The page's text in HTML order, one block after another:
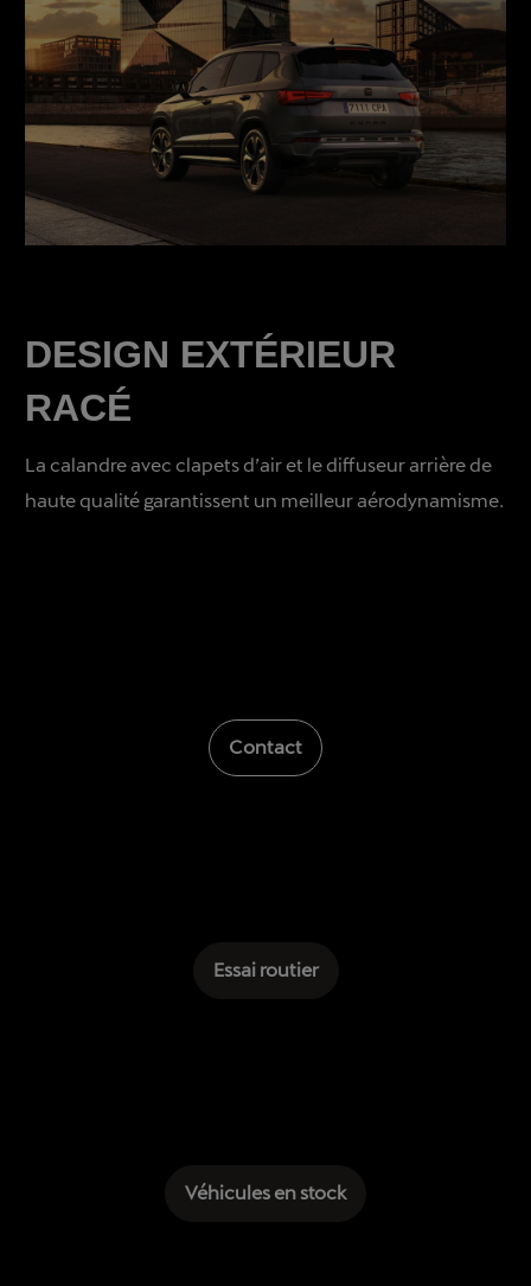
DESIGN EXTÉRIEUR
RACÉ
La calandre avec clapets d’air et le diffuseur arrière de
haute qualité garantissent un meilleur aérodynamisme.
Contact
Essai routier
Véhicules en stock